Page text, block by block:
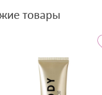
товары